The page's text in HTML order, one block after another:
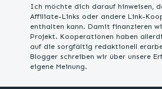
Ich möchte dich darauf hinweisen,
Affiliate-Links oder andere Link-
enthalten kann. Damit finanzieren
Projekt. Kooperationen haben
auf die sorgfältig redaktionell
Blogger schreiben wir über unsere
eigene Meinung.